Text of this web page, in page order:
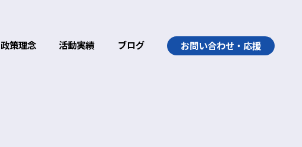
政策理念 活動実績 ブログ お問い合わせ・応援